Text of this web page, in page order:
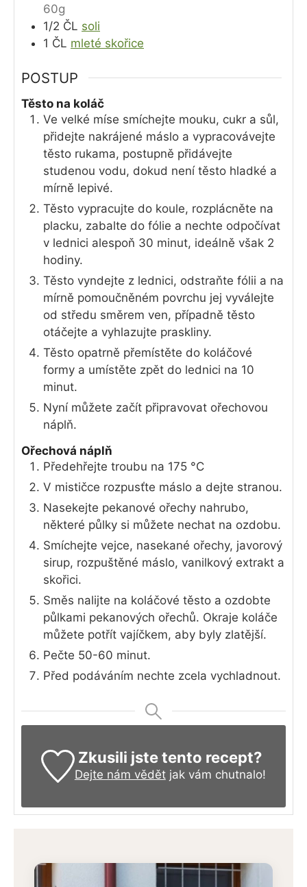
60g
1/2 ČL soli
1 ČL mleté skořice
POSTUP
Těsto na koláč
Ve velké míse smíchejte mouku, cukr a sůl,
přidejte nakrájené máslo a vypracovávejte
těsto rukama, postupně přidávejte
studenou vodu, dokud není těsto hladké a
mírně lepivé.
Těsto vypracujte do koule, rozplácněte na
placku, zabalte do fólie a nechte odpočívat
v lednici alespoň 30 minut, ideálně však 2
hodiny.
Těsto vyndejte z lednici, odstraňte fólii a na
mírně pomoučněném povrchu jej vyválejte
od středu směrem ven, případně těsto
otáčejte a vyhlazujte praskliny.
Těsto opatrně přemístěte do koláčové
formy a umístěte zpět do lednici na 10
minut.
Nyní můžete začít připravovat ořechovou
náplň.
Ořechová náplň
Předehřejte troubu na 175 °C
V mističce rozpusťte máslo a dejte stranou.
Nasekejte pekanové ořechy nahrubo,
některé půlky si můžete nechat na ozdobu.
Smíchejte vejce, nasekané ořechy, javorový
sirup, rozpuštěné máslo, vanilkový extrakt a
skořici.
Směs nalijte na koláčové těsto a ozdobte
půlkami pekanových ořechů. Okraje koláče
můžete potřít vajíčkem, aby byly zlatější.
Pečte 50-60 minut.
Před podáváním nechte zcela vychladnout.
Zkusili jste tento recept?
Dejte nám vědětjak vám chutnalo!